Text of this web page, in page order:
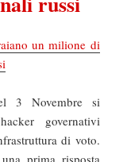
un milione di
3 Novembre si
governativi
di voto.
prima risposta